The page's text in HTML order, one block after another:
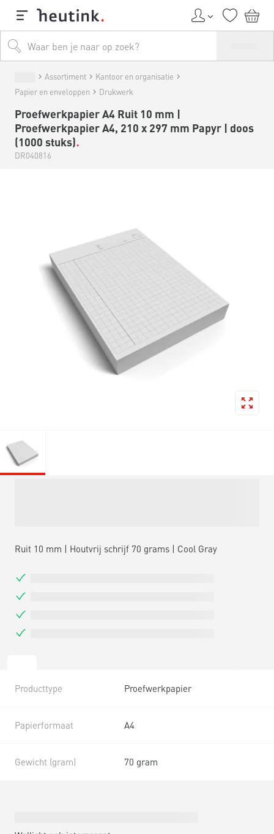
Assortiment
Kantoor en organisatie
Papier en enveloppen
Drukwerk
Proefwerkpapier A4 Ruit 10 mm |
Proefwerkpapier A4, 210 x 297 mm Papyr | doos
(1000 stuks)
DR040816
Ruit 10 mm | Houtvrij schrijf 70 grams | Cool Gray
Producttype Proefwerkpapier
Papierformaat A4
Gewicht (gram) 70 gram